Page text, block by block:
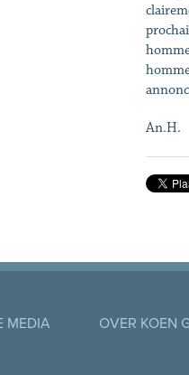
An.H.
MEDIA OVER KOEN